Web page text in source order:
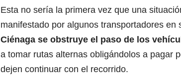
Esta no sería la primera vez que una
manifestado por algunos transportadores en
Ciénaga se obstruye el paso de los
a tomar rutas alternas obligándolos a pagar
dejen continuar con el recorrido.